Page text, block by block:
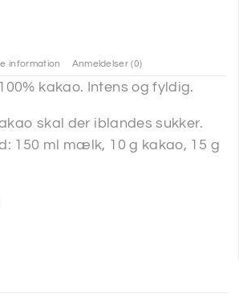
information Anmeldelser (0)
kakao. Intens og fyldig.
skal der iblandes sukker.
150 ml mælk, 10 g kakao, 15 g